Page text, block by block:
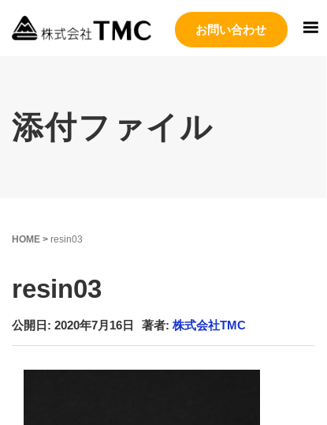
お問い合わせ
添付ファイル
HOME > resin03
resin03
公開日: 2020年7月16日 著者: 株式会社TMC